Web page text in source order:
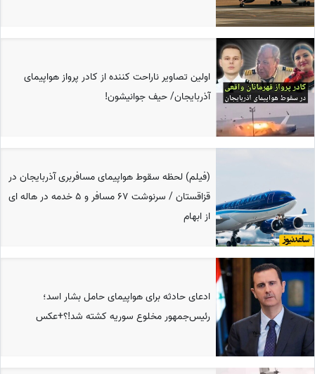
اولین تصاویر ناراحت کننده از کادر پرواز هواپیمای
آذربایجان/ حیف جوانیشون!
(فیلم) لحظه سقوط هواپیمای مسافربری آذربایجان در
قزاقستان / سرنوشت 67 مسافر و 5 خدمه در هاله ای
از ابهام
ادعای حادثه برای هواپیمای حامل بشار اسد؛
رئیس‌جمهور مخلوع سوریه کشته شد!؟+عکس